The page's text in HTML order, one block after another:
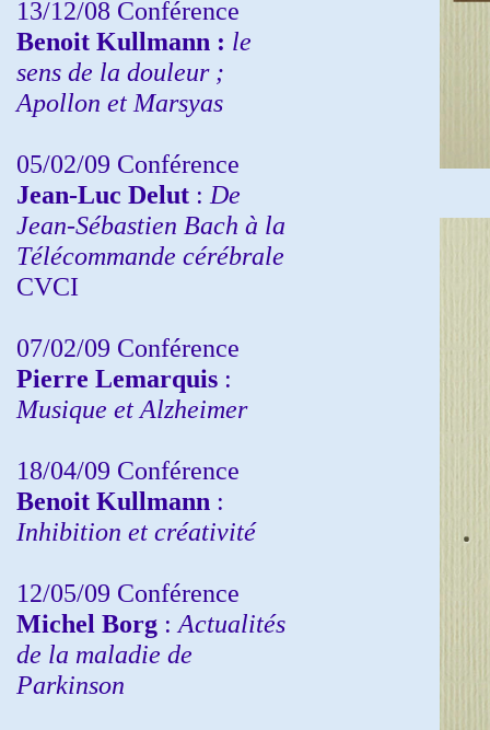
13/12/08 Conférence
Benoit Kullmann : le
sens de la douleur ;
Apollon et Marsyas
05/02/09 Conférence
Jean-Luc Delut : De
Jean-Sébastien Bach à la
Télécommande cérébrale
CVCI
07/02/09 Conférence
Pierre Lemarquis :
Musique et Alzheimer
18/04/09 Conférence
Benoit Kullmann :
Inhibition et créativité
12/05/09 Conférence
Michel Borg : Actualités
de la maladie de
Parkinson